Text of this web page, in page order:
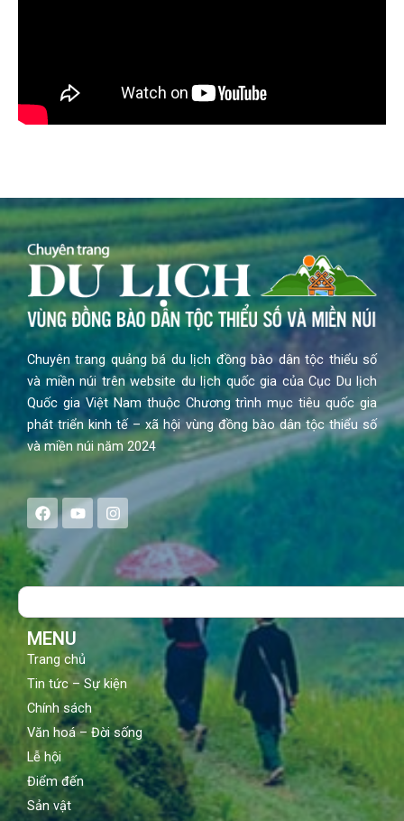
Chuyên trang quảng bá du lịch đồng bào dân tộc thiểu số
và miền núi trên website du lịch quốc gia của Cục Du lịch
Quốc gia Việt Nam thuộc Chương trình mục tiêu quốc gia
phát triển kinh tế – xã hội vùng đồng bào dân tộc thiểu số
và miền núi năm 2024
F
a
e
b
o
Y
o
t
u
b
I
n
s
a
g
Search
MENU
Trang chủ
Tin tức – Sự kiện
Chính sách
Văn hoá – Đời sống
Lễ hội
Điểm đến
Sản vật